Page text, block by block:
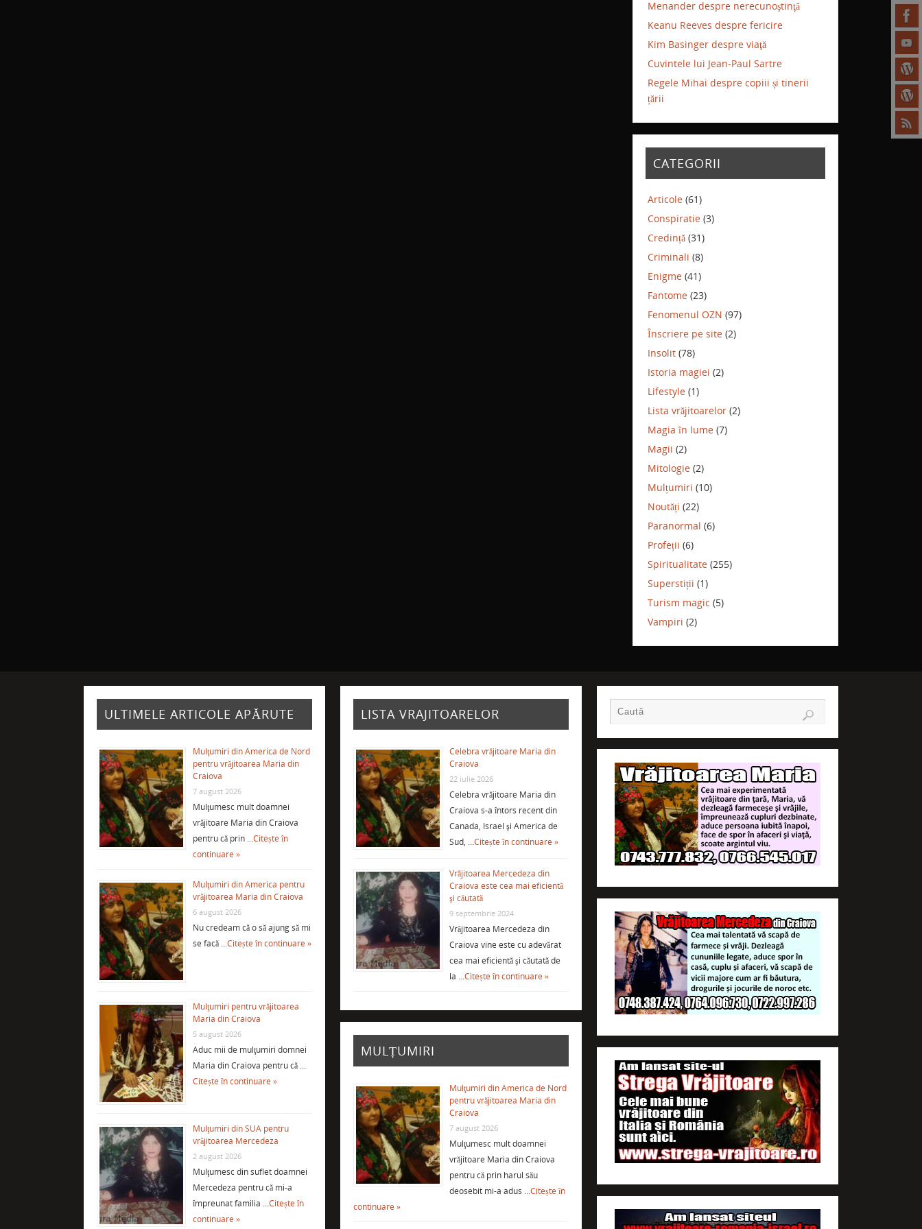
Menander despre nerecunoştinţă
Keanu Reeves despre fericire
Kim Basinger despre viaţă
Cuvintele lui Jean-Paul Sartre
Regele Mihai despre copiii și tinerii
țării
CATEGORII
Articole (61)
Conspiratie (3)
Credință (31)
Criminali (8)
Enigme (41)
Fantome (23)
Fenomenul OZN (97)
Înscriere pe site (2)
Insolit (78)
Istoria magiei (2)
Lifestyle (1)
Lista vrăjitoarelor (2)
Magia în lume (7)
Magii (2)
Mitologie (2)
Mulțumiri (10)
Noutăți (22)
Paranormal (6)
Profeții (6)
Spiritualitate (255)
Superstiții (1)
Turism magic (5)
Vampiri (2)
ULTIMELE ARTICOLE APĂRUTE
Mulţumiri din America de Nord
pentru vrăjitoarea Maria din
Craiova
7 august 2026
Mulţumesc mult doamnei
vrăjitoare Maria din Craiova
pentru că prin …Citește în
continuare »
Mulţumiri din America pentru
vrăjitoarea Maria din Craiova
6 august 2026
Nu credeam că o să ajung să mi
se facă …Citește în continuare »
Mulţumiri pentru vrăjitoarea
Maria din Craiova
5 august 2026
Aduc mii de mulţumiri domnei
Maria din Craiova pentru că …
Citește în continuare »
Mulţumiri din SUA pentru
vrăjitoarea Mercedeza
2 august 2026
Mulţumesc din suflet doamnei
Mercedeza pentru că mi-a
împreunat familia …Citește în
continuare »
LISTA VRAJITOARELOR
Celebra vrăjitoare Maria din
Craiova
22 iulie 2026
Celebra vrăjitoare Maria din
Craiova s-a întors recent din
Canada, Israel şi America de
Sud, …Citește în continuare »
Vrăjitoarea Mercedeza din
Craiova este cea mai eficientă
şi căutată
9 septembrie 2024
Vrăjitoarea Mercedeza din
Craiova vine este cu adevărat
cea mai eficientă şi căutată de
la …Citește în continuare »
MULȚUMIRI
Mulţumiri din America de Nord
pentru vrăjitoarea Maria din
Craiova
7 august 2026
Mulţumesc mult doamnei
vrăjitoare Maria din Craiova
pentru că prin harul său
deosebit mi-a adus …Citește în
continuare »